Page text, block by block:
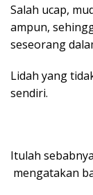
Salah ucap,
ampun,
seseorang
Lidah yang
sendiri.
Itulah
mengatakan